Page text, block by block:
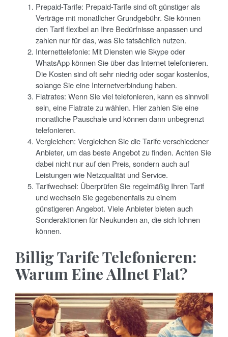
Prepaid-Tarife: Prepaid-Tarife sind oft günstiger als
Verträge mit monatlicher Grundgebühr. Sie können
den Tarif flexibel an Ihre Bedürfnisse anpassen und
zahlen nur für das, was Sie tatsächlich nutzen.
Internettelefonie: Mit Diensten wie Skype oder
WhatsApp können Sie über das Internet telefonieren.
Die Kosten sind oft sehr niedrig oder sogar kostenlos,
solange Sie eine Internetverbindung haben.
Flatrates: Wenn Sie viel telefonieren, kann es sinnvoll
sein, eine Flatrate zu wählen. Hier zahlen Sie eine
monatliche Pauschale und können dann unbegrenzt
telefonieren.
Vergleichen: Vergleichen Sie die Tarife verschiedener
Anbieter, um das beste Angebot zu finden. Achten Sie
dabei nicht nur auf den Preis, sondern auch auf
Leistungen wie Netzqualität und Service.
Tarifwechsel: Überprüfen Sie regelmäßig Ihren Tarif
und wechseln Sie gegebenenfalls zu einem
günstigeren Angebot. Viele Anbieter bieten auch
Sonderaktionen für Neukunden an, die sich lohnen
können.
Billig Tarife Telefonieren:
Warum Eine Allnet Flat?